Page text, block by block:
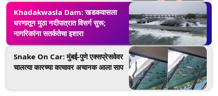
Khadakwasla Dam: खडकवासला
धरणातून मुठा नदीपात्रात विसर्ग सुरू;
नागरिकांना सतर्कतेचा इशारा
Snake On Car: मुंबई-पुणे एक्सप्रेसवेवर
चालत्या कारच्या काचावर अचानक आला साप